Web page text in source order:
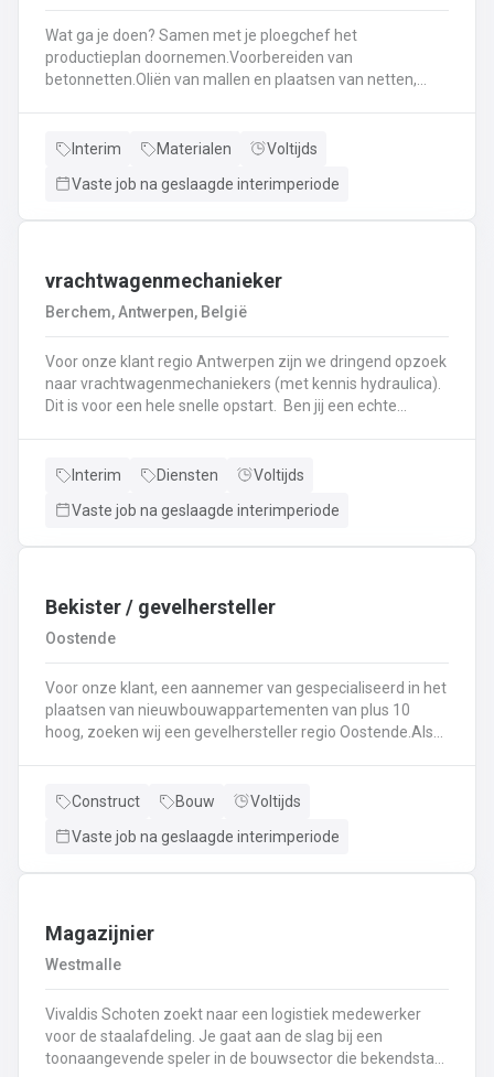
Wat ga je doen? Samen met je ploegchef het
productieplan doornemen.Voorbereiden van
betonnetten.Oliën van mallen en plaatsen van netten,
eindafwerking.Frezen, boren, en zagen in de
klaar zijn voor gebruik.Opruimen van de werkplaats en
Interim Materialen
Voltijds
Vaste job na geslaagde interimperiode
vrachtwagenmechanieker
Berchem, Antwerpen, België
Voor onze klant regio Antwerpen zijn we dringend opzoek
naar vrachtwagenmechaniekers (met kennis hydraulica).
Dit is voor een hele snelle opstart. Ben jij een echte
Dan ben jij de persoon die wij zoeken!
Interim Diensten
Voltijds
Vaste job na geslaagde interimperiode
Bekister / gevelhersteller
Oostende
Voor onze klant, een aannemer van gespecialiseerd in het
plaatsen van nieuwbouwappartementen van plus 10
hoog, zoeken wij een gevelhersteller regio Oostende.Als
collegas. Je zal voornamelijk ingezet worden voor:
gevel;Opnieuw voegen van bakstenen;Renovatie van
wapening en voorzien van een beschermlaag;Herstellen
2de natuur en heeft weinig geheimen voor jou. Je weet de
aanpakken. Dan is dit zeker de job voor jou!
Construct Bouw
Voltijds
Vaste job na geslaagde interimperiode
Magazijnier
Westmalle
Vivaldis Schoten zoekt naar een logistiek medewerker
voor de staalafdeling. Je gaat aan de slag bij een
toonaangevende speler in de bouwsector die bekendstaat